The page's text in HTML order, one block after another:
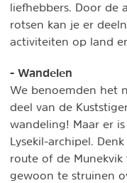
liefhebbers. Door de
rotsen kan je er
activiteiten op land
- Wandelen
We benoemden het
deel van de
wandeling! Maar er
Lysekil-archipel.
route of de Munekvik
gewoon te struinen